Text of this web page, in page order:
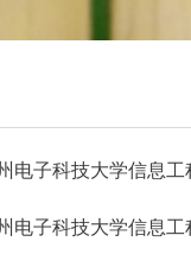
电子科技大学信息
电子科技大学信息